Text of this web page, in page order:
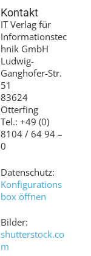
Kontakt
IT Verlag für
Informationstec
hnik GmbH
Ludwig-
Ganghofer-Str.
51
83624
Otterfing
Tel.: +49 (0)
8104 / 64 94 –
0
Datenschutz:
Konfigurations
box öffnen
Bilder:
shutterstock.co
m